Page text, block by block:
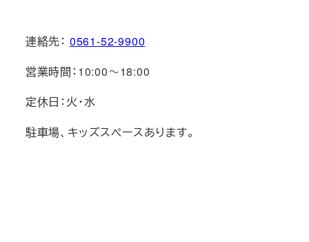
連絡先： 0561-52-9900
営業時間：10:00～18:00
定休日：火・水
駐車場、キッズスペースあります。